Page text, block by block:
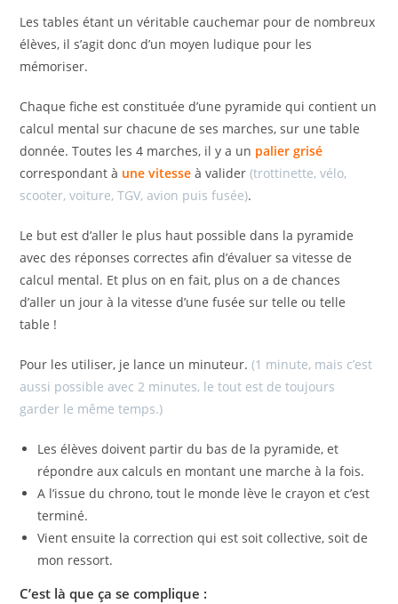
Les tables étant un véritable cauchemar pour de nombreux
élèves, il s’agit donc d’un moyen ludique pour les
mémoriser.
Chaque fiche est constituée d’une pyramide qui contient un
calcul mental sur chacune de ses marches, sur une table
donnée. Toutes les 4 marches, il y a un palier grisé
correspondant à une vitesse à valider(trottinette, vélo,
scooter, voiture, TGV, avion puis fusée).
Le but est d’aller le plus haut possible dans la pyramide
avec des réponses correctes afin d’évaluer sa vitesse de
calcul mental. Et plus on en fait, plus on a de chances
d’aller un jour à la vitesse d’une fusée sur telle ou telle
table !
Pour les utiliser, je lance un minuteur.(1 minute, mais c’est
aussi possible avec 2 minutes, le tout est de toujours
garder le même temps.)
Les élèves doivent partir du bas de la pyramide, et
répondre aux calculs en montant une marche à la fois.
A l’issue du chrono, tout le monde lève le crayon et c’est
terminé.
Vient ensuite la correction qui est soit collective, soit de
mon ressort.
C’est là que ça se complique :